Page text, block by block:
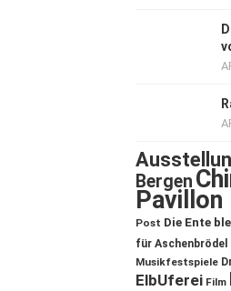
Bergen
Pavillon
Post Die Ente
für Aschenbrödel
Musikfestspiele
ElbUferei Film